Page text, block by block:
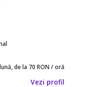
de la 70 RON / oră
Vezi profil